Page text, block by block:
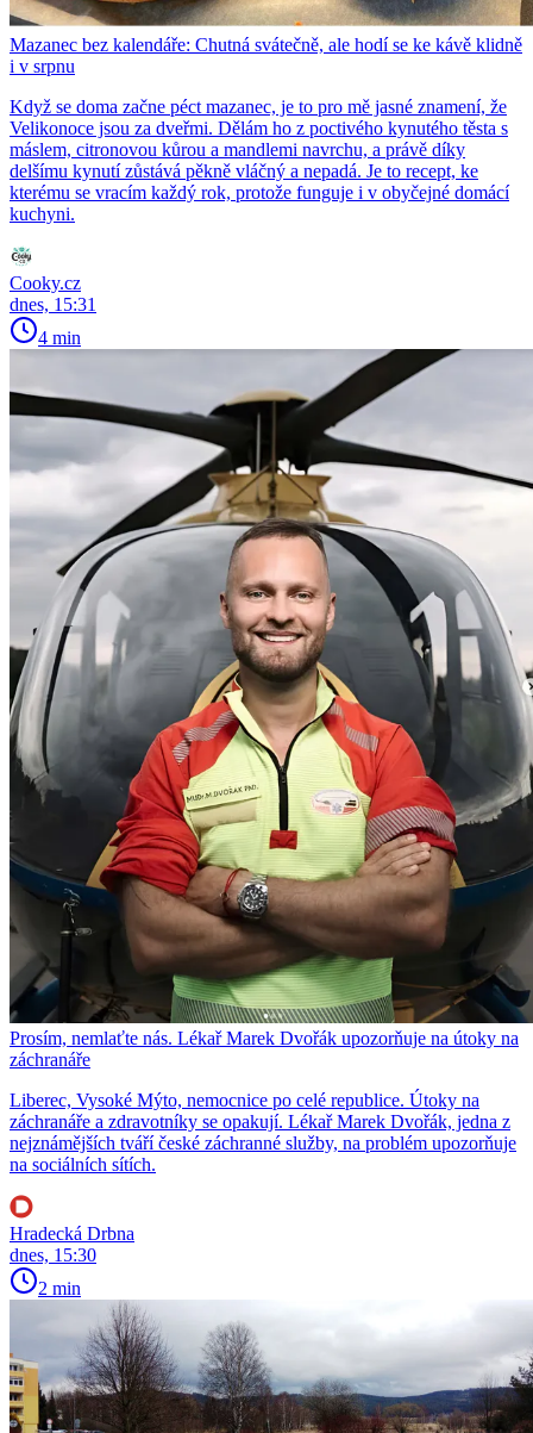
Mazanec bez kalendáře: Chutná svátečně, ale hodí se ke kávě klidně
i v srpnu
Když se doma začne péct mazanec, je to pro mě jasné znamení, že
Velikonoce jsou za dveřmi. Dělám ho z poctivého kynutého těsta s
máslem, citronovou kůrou a mandlemi navrchu, a právě díky
delšímu kynutí zůstává pěkně vláčný a nepadá. Je to recept, ke
kterému se vracím každý rok, protože funguje i v obyčejné domácí
kuchyni.
Cooky.cz
dnes, 15:31
4 min
Prosím, nemlaťte nás. Lékař Marek Dvořák upozorňuje na útoky na
záchranáře
Liberec, Vysoké Mýto, nemocnice po celé republice. Útoky na
záchranáře a zdravotníky se opakují. Lékař Marek Dvořák, jedna z
nejznámějších tváří české záchranné služby, na problém upozorňuje
na sociálních sítích.
Hradecká Drbna
dnes, 15:30
2 min